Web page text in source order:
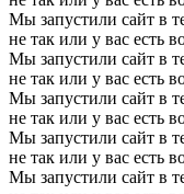
Мы запустили сайт в
не так или у вас есть
Мы запустили сайт в
не так или у вас есть
Мы запустили сайт в
не так или у вас есть
Мы запустили сайт в
не так или у вас есть
Мы запустили сайт в